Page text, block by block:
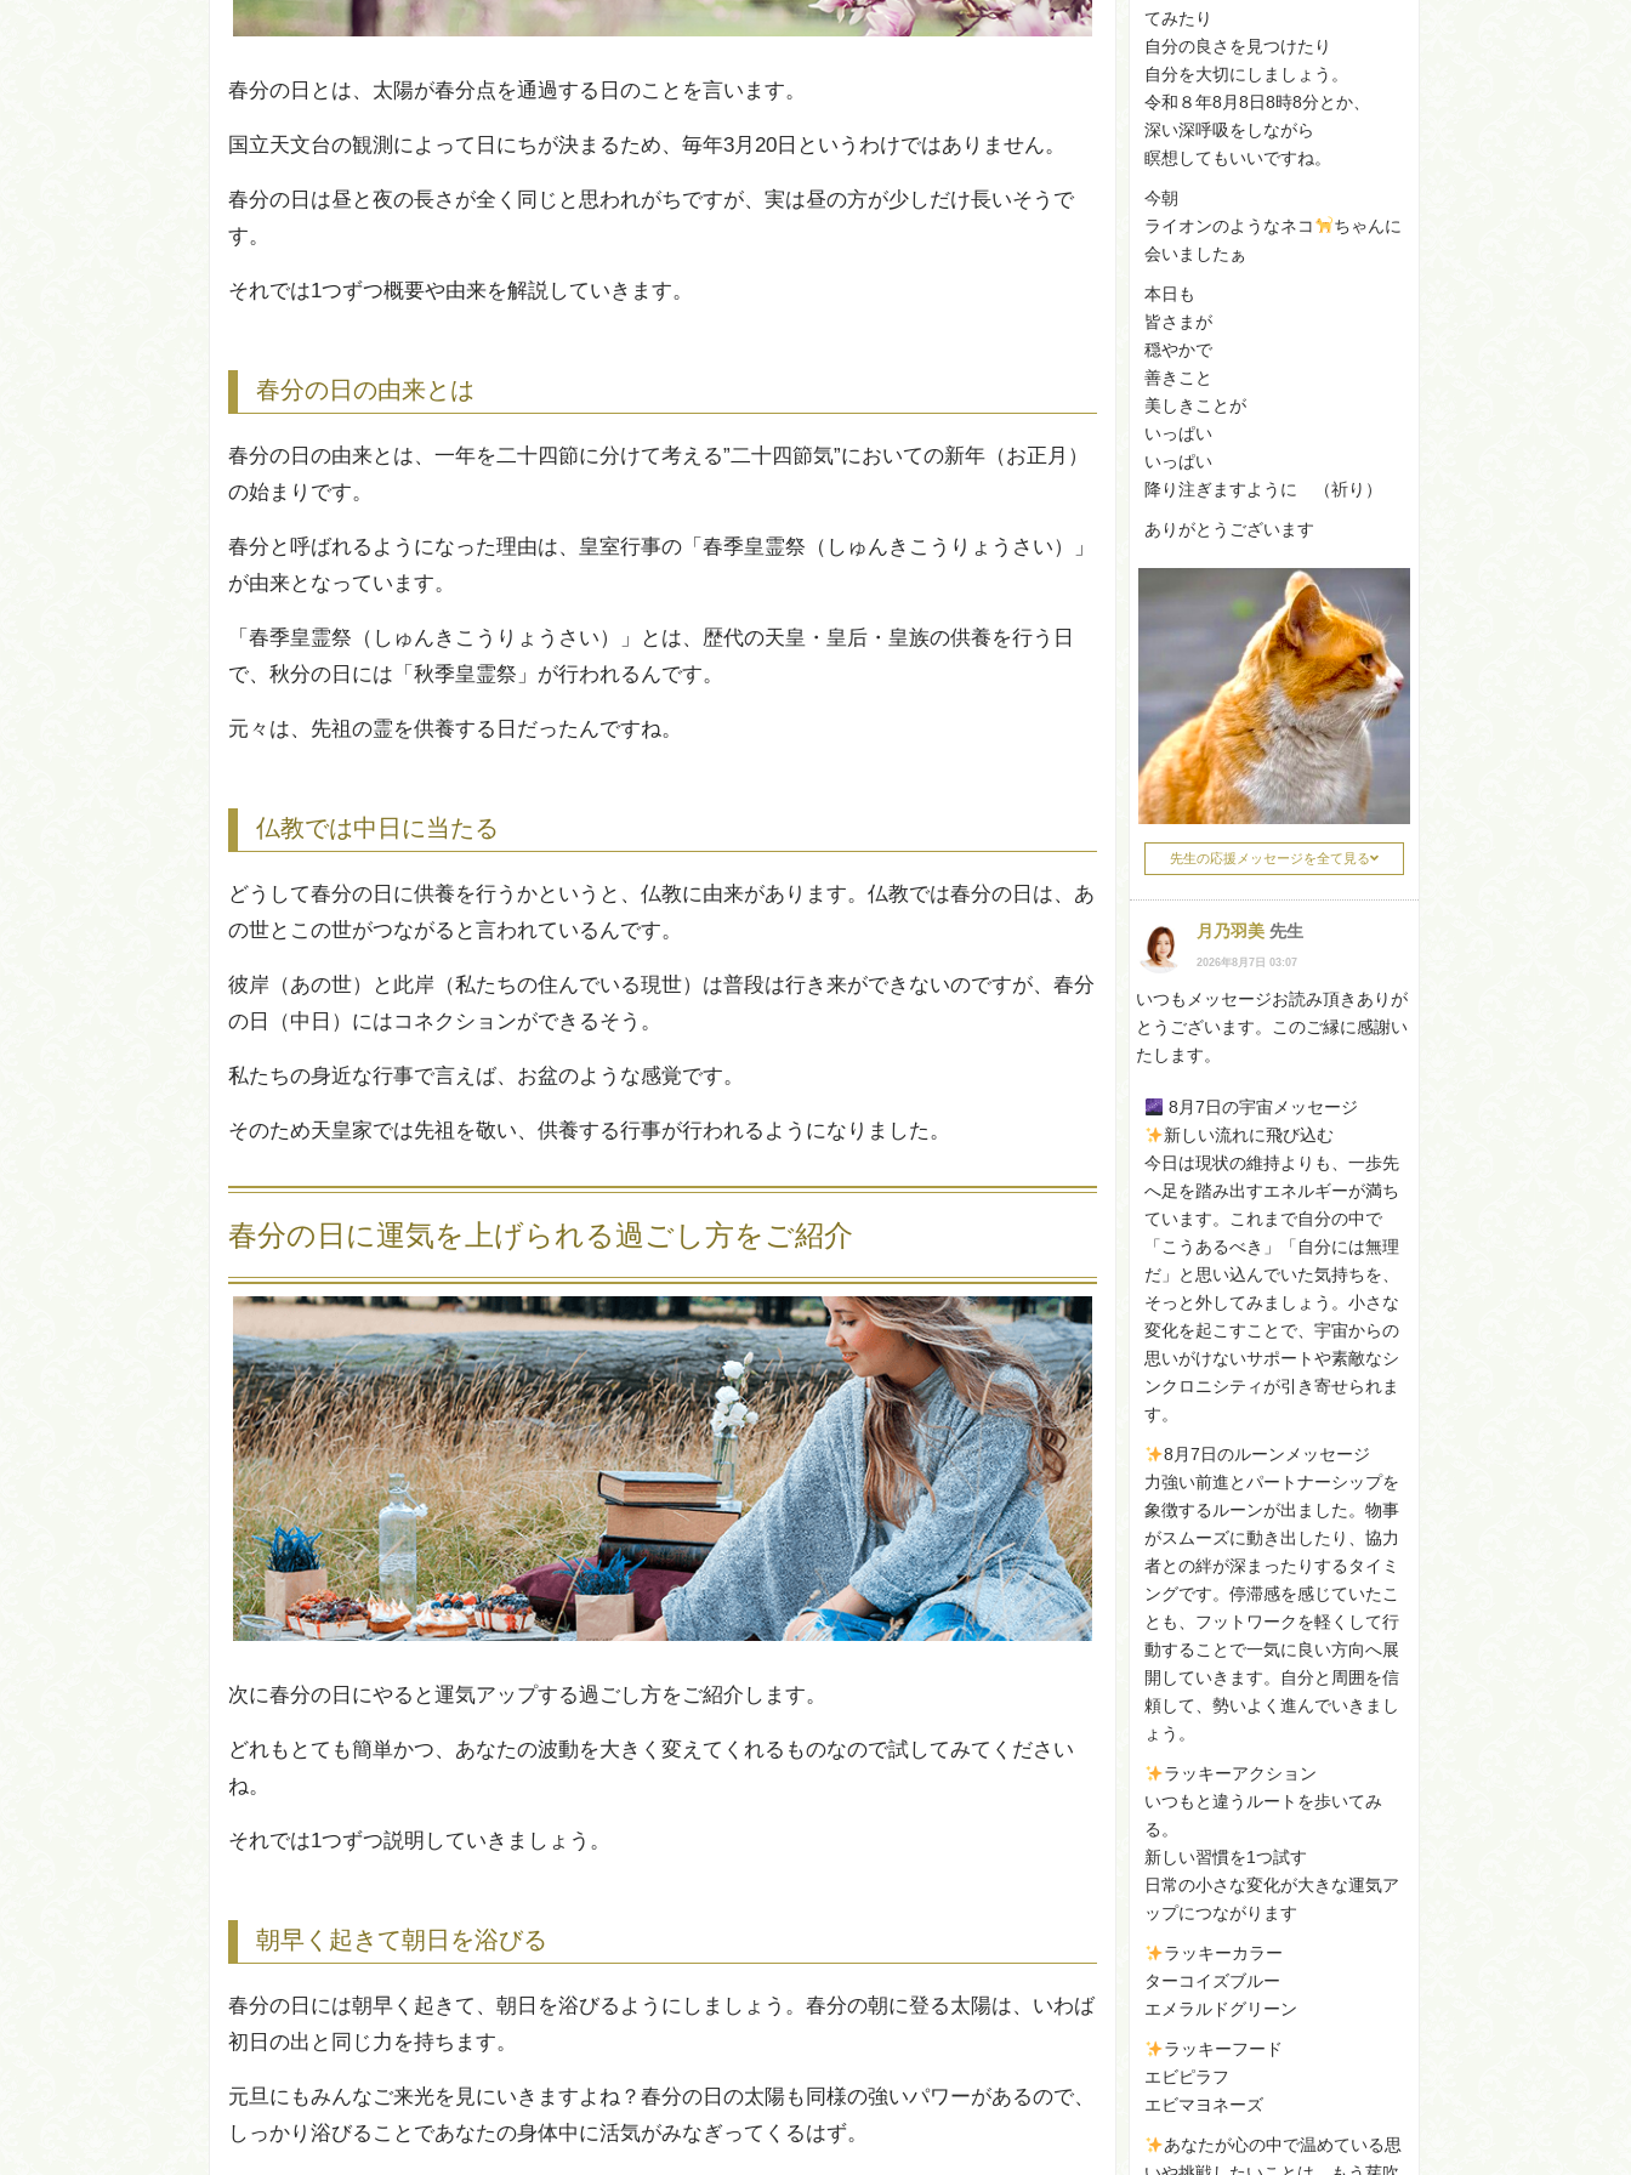
春分の日とは、太陽が春分点を通過する日のことを言います。
国立天文台の観測によって日にちが決まるため、毎年3月20日というわけではありません。
春分の日は昼と夜の長さが全く同じと思われがちですが、実は昼の方が少しだけ長いそうで
す。
それでは1つずつ概要や由来を解説していきます。
春分の日の由来とは
春分の日の由来とは、一年を二十四節に分けて考える”二十四節気”においての新年（お正月）
の始まりです。
春分と呼ばれるようになった理由は、皇室行事の「春季皇霊祭（しゅんきこうりょうさい）」
が由来となっています。
「春季皇霊祭（しゅんきこうりょうさい）」とは、歴代の天皇・皇后・皇族の供養を行う日
で、秋分の日には「秋季皇霊祭」が行われるんです。
元々は、先祖の霊を供養する日だったんですね。
仏教では中日に当たる
どうして春分の日に供養を行うかというと、仏教に由来があります。仏教では春分の日は、あ
の世とこの世がつながると言われているんです。
彼岸（あの世）と此岸（私たちの住んでいる現世）は普段は行き来ができないのですが、春分
の日（中日）にはコネクションができるそう。
私たちの身近な行事で言えば、お盆のような感覚です。
そのため天皇家では先祖を敬い、供養する行事が行われるようになりました。
春分の日に運気を上げられる過ごし方をご紹介
次に春分の日にやると運気アップする過ごし方をご紹介します。
どれもとても簡単かつ、あなたの波動を大きく変えてくれるものなので試してみてください
ね。
それでは1つずつ説明していきましょう。
朝早く起きて朝日を浴びる
春分の日には朝早く起きて、朝日を浴びるようにしましょう。春分の朝に登る太陽は、いわば
初日の出と同じ力を持ちます。
元旦にもみんなご来光を見にいきますよね？春分の日の太陽も同様の強いパワーがあるので、
しっかり浴びることであなたの身体中に活気がみなぎってくるはず。
てみたり
自分の良さを見つけたり
自分を大切にしましょう。
令和８年8月8日8時8分とか、
深い深呼吸をしながら
瞑想してもいいですね。
今朝
ライオンのようなネコ
ちゃんに
会いましたぁ
本日も
皆さまが
穏やかで
善きこと
美しきことが
いっぱい
いっぱい
降り注ぎますように （祈り）
ありがとうございます
先生の応援メッセージを全て見る
月乃羽美 先生
2026年8月7日 03:07
いつもメッセージお読み頂きありが
とうございます。このご縁に感謝い
たします。
8月7日の宇宙メッセージ
新しい流れに飛び込む
今日は現状の維持よりも、一歩先
へ足を踏み出すエネルギーが満ち
ています。これまで自分の中で
「こうあるべき」「自分には無理
だ」と思い込んでいた気持ちを、
そっと外してみましょう。小さな
変化を起こすことで、宇宙からの
思いがけないサポートや素敵なシ
ンクロニシティが引き寄せられま
す。
8月7日のルーンメッセージ
力強い前進とパートナーシップを
象徴するルーンが出ました。物事
がスムーズに動き出したり、協力
者との絆が深まったりするタイミ
ングです。停滞感を感じていたこ
とも、フットワークを軽くして行
動することで一気に良い方向へ展
開していきます。自分と周囲を信
頼して、勢いよく進んでいきまし
ょう。
ラッキーアクション
いつもと違うルートを歩いてみ
る。
新しい習慣を1つ試す
日常の小さな変化が大きな運気ア
ップにつながります
ラッキーカラー
ターコイズブルー
エメラルドグリーン
ラッキーフード
エビピラフ
エビマヨネーズ
あなたが心の中で温めている思